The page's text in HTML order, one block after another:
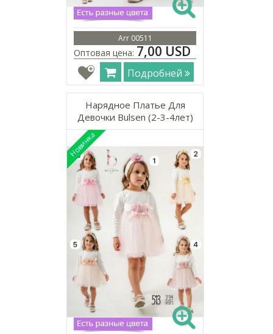
Arr 00511
Оптовая цена: 7,00 USD
Подробней
Нарядное Платье Для
Девочки Bulsen (2-3-4лет)